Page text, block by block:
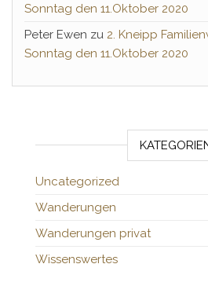
Sonntag den 11.Oktober 2020
Peter Ewen zu 2. Kneipp
Sonntag den 11.Oktober 2020
Uncategorized
Wanderungen
Wanderungen privat
Wissenswertes